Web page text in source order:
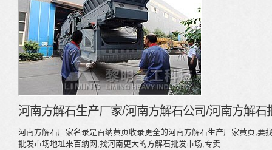
河南方解石生产厂家/河南方解石公司/河南方解
河南方解石厂家名录是百纳黄页收录更全的河南方解石生产厂家黄页,要
批发市场地址来百纳网,找河南更大的方解石批发市场,专卖…